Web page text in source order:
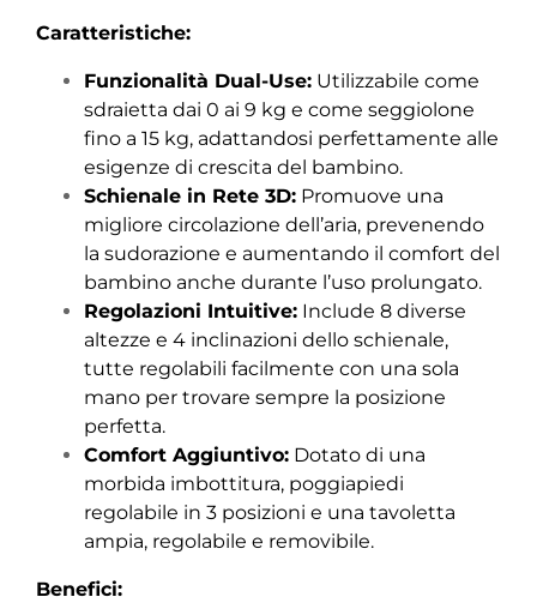
Caratteristiche:
Funzionalità Dual-Use: Utilizzabile come
sdraietta dai 0 ai 9 kg e come seggiolone
fino a 15 kg, adattandosi perfettamente alle
esigenze di crescita del bambino.
Schienale in Rete 3D: Promuove una
migliore circolazione dell’aria, prevenendo
la sudorazione e aumentando il comfort del
bambino anche durante l’uso prolungato.
Regolazioni Intuitive: Include 8 diverse
altezze e 4 inclinazioni dello schienale,
tutte regolabili facilmente con una sola
mano per trovare sempre la posizione
perfetta.
Comfort Aggiuntivo: Dotato di una
morbida imbottitura, poggiapiedi
regolabile in 3 posizioni e una tavoletta
ampia, regolabile e removibile.
Benefici: